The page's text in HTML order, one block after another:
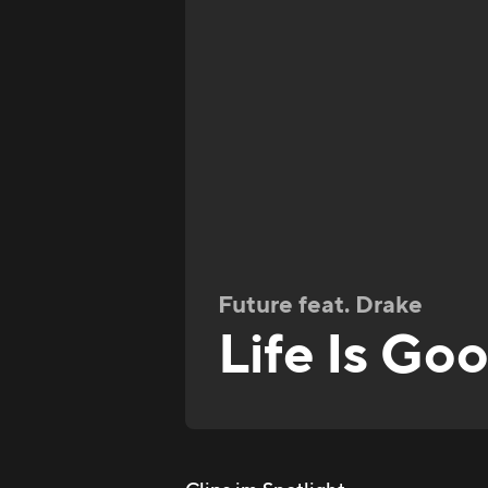
Future feat. Drake
Life Is